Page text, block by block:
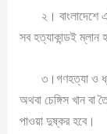
২। বাংলাদেশে
সব হত্যাকান্ডই ম্লান
৩।গণহত্যা ও
অথবা চেঙ্গিস খান বা
পাওয়া দুষ্কর হবে।